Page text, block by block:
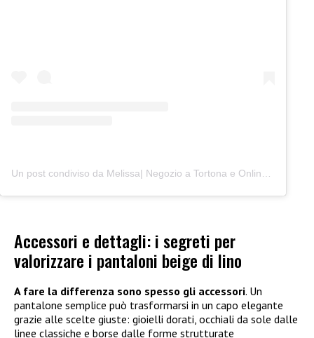
Accessori e dettagli: i segreti per
valorizzare i pantaloni beige di lino
A fare la differenza sono spesso gli accessori. Un
pantalone semplice può trasformarsi in un capo elegante
grazie alle scelte giuste: gioielli dorati, occhiali da sole dalle
linee classiche e borse dalle forme strutturate